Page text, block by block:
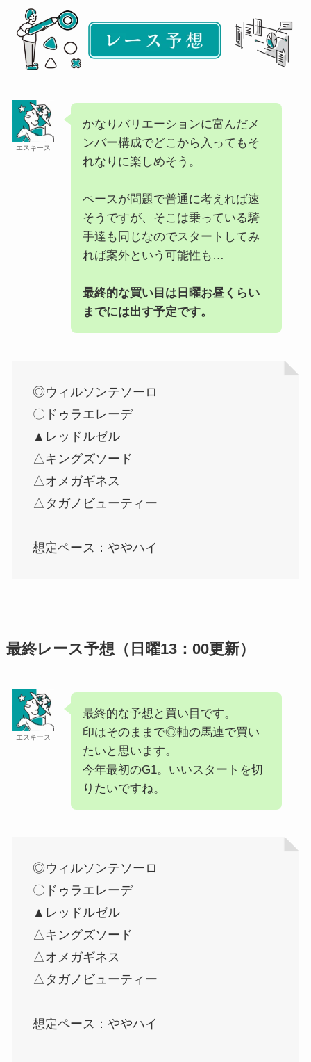
エスキース
かなりバリエーションに富んだメ
ンバー構成でどこから入ってもそ
れなりに楽しめそう。
ペースが問題で普通に考えれば速
そうですが、そこは乗っている騎
手達も同じなのでスタートしてみ
れば案外という可能性も…
最終的な買い目は日曜お昼くらい
までには出す予定です。
◎ウィルソンテソーロ
〇ドゥラエレーデ
▲レッドルゼル
△キングズソード
△オメガギネス
△タガノビューティー
想定ペース：ややハイ
最終レース予想（日曜13：00更新）
エスキース
最終的な予想と買い目です。
印はそのままで◎軸の馬連で買い
たいと思います。
今年最初のG1。いいスタートを切
りたいですね。
◎ウィルソンテソーロ
〇ドゥラエレーデ
▲レッドルゼル
△キングズソード
△オメガギネス
△タガノビューティー
想定ペース：ややハイ